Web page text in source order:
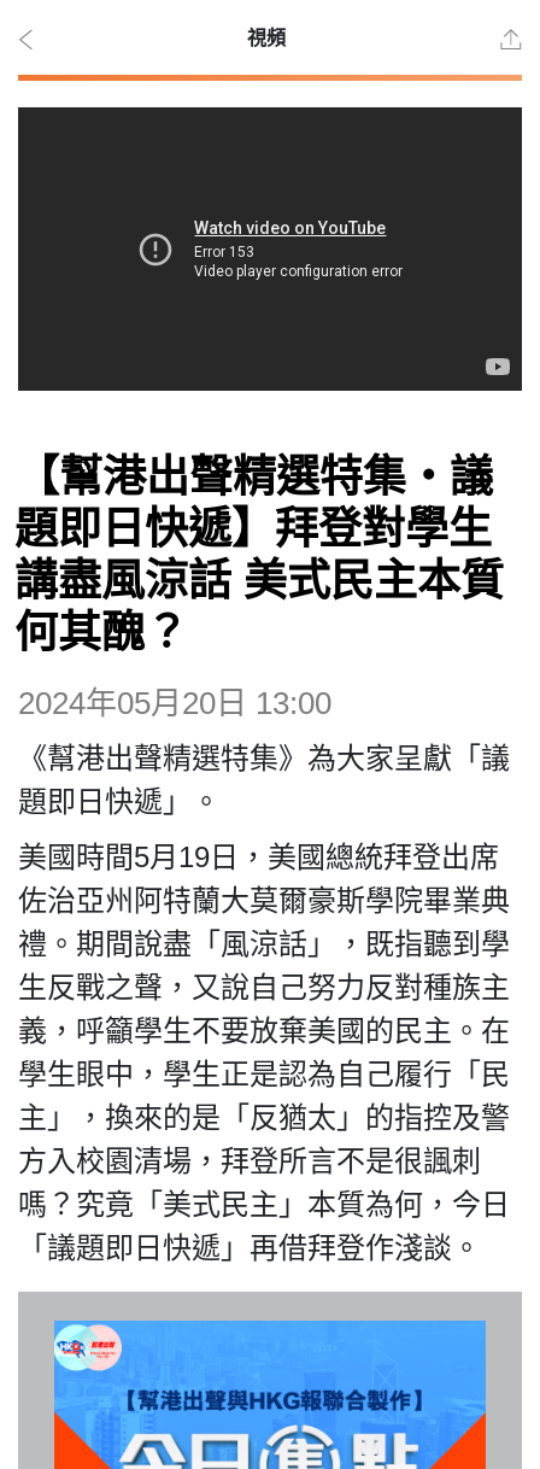
觀點
博客
視頻
昔日
系列
活動
關於我們
我們的立場
登記支持
視頻
【幫港出聲精選特集‧議
題即日快遞】拜登對學生
講盡風涼話 美式民主本質
何其醜？
2024年05月20日 13:00
《幫港出聲精選特集》為大家呈獻「議
題即日快遞」。
美國時間5月19日，美國總統拜登出席
佐治亞州阿特蘭大莫爾豪斯學院畢業典
禮。期間說盡「風涼話」，既指聽到學
生反戰之聲，又說自己努力反對種族主
義，呼籲學生不要放棄美國的民主。在
學生眼中，學生正是認為自己履行「民
主」，換來的是「反猶太」的指控及警
方入校園清場，拜登所言不是很諷刺
嗎？究竟「美式民主」本質為何，今日
「議題即日快遞」再借拜登作淺談。